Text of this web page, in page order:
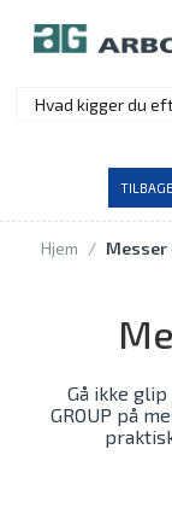
Hjem / Messer
Gå ikke glip
GROUP på